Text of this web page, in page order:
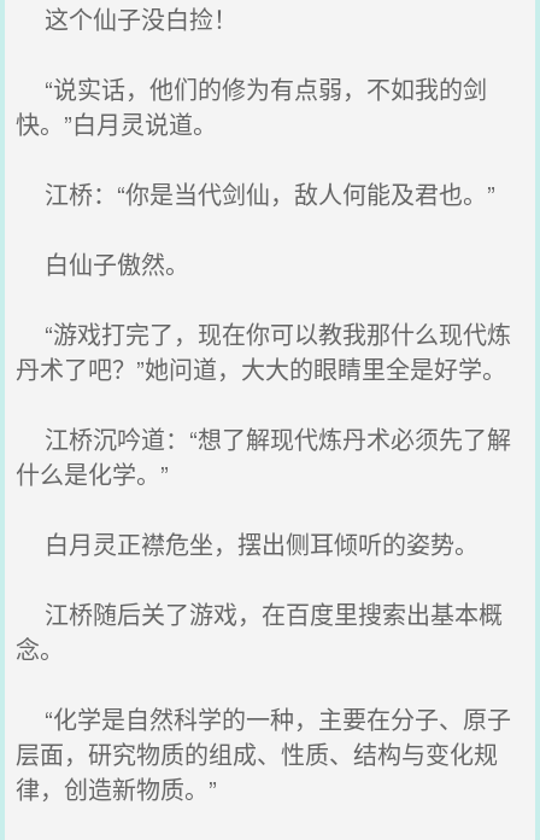
这个仙子没白捡！
“说实话，他们的修为有点弱，不如我的剑
快。”白月灵说道。
江桥：“你是当代剑仙，敌人何能及君也。”
白仙子傲然。
“游戏打完了，现在你可以教我那什么现代炼
丹术了吧？”她问道，大大的眼睛里全是好学。
江桥沉吟道：“想了解现代炼丹术必须先了解
什么是化学。”
白月灵正襟危坐，摆出侧耳倾听的姿势。
江桥随后关了游戏，在百度里搜索出基本概
念。
“化学是自然科学的一种，主要在分子、原子
层面，研究物质的组成、性质、结构与变化规
律，创造新物质。”